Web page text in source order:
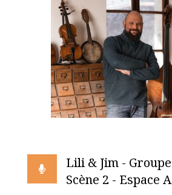

Lili & Jim -
Scène 2 - Espace